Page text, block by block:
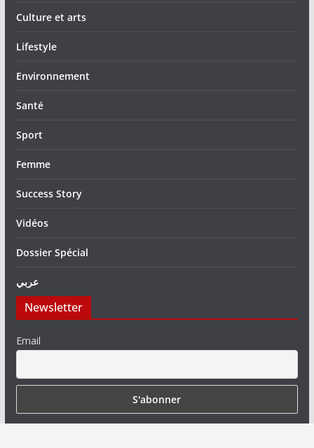
Culture et arts
Lifestyle
Environnement
Santé
Sport
Femme
Success Story
Vidéos
Dossier Spécial
عربي
Newsletter
Email